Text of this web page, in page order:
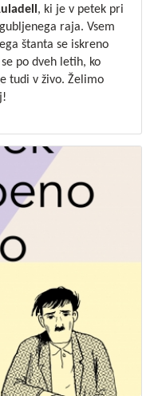
, ki je v petek pri
raja. Vsem
štanta se iskreno
po dveh letih, ko
tudi v živo. Želimo